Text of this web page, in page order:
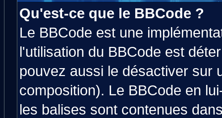
Qu'est-ce que le BBCode ?
Le BBCode est une
l'utilisation du BBCode est
pouvez aussi le désactiver sur
composition). Le BBCode en
les balises sont contenues